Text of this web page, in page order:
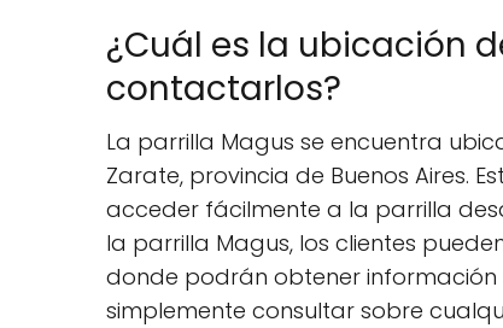
¿Cuál es la ubicación
contactarlos?
La parrilla Magus se encuentra
Zarate, provincia de Buenos Aires.
acceder fácilmente a la parrilla
la parrilla Magus, los clientes
donde podrán obtener información
simplemente consultar sobre